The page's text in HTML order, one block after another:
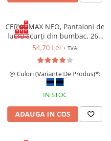
Cizme de lucru O4/O5
Cizme de protecție S4
Cizme de protecție S5
Cizme electroizolante
Saboți și papuci de uz general
Saboți de lucru O1
Saboți de protecție OB
Saboți de protecție SB
CERVA MAX NEO, Pantaloni de
lucru scurți din bumbac, 260
g/mp
54,70 Lei + TVA
@ Culori (Variante De Produs)*:
IN STOC
ADAUGA IN COS